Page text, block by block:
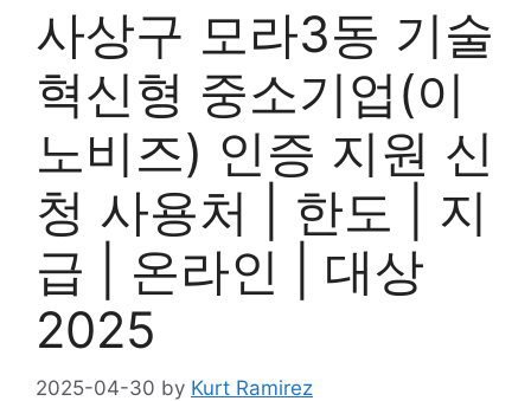
사상구 모라3동 기술
혁신형 중소기업(이
노비즈) 인증 지원 신
청 사용처 | 한도 | 지
급 | 온라인 | 대상
2025
2025-04-30 by Kurt Ramirez